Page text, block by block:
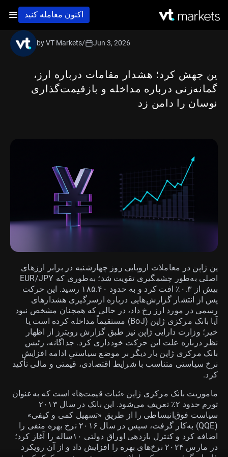
اکنون معامله کنید
ین جهش کرد؛ هشدار مقامات درباره ارز،
گمانه‌زنی درباره مداخله و بازقیمت‌گذاری
نوسان را دامن زد
by VT Markets/ Jun 3, 2026
ین ژاپن در معاملات اروپایی روز چهارشنبه در برابر ارزهای
اصلی به‌طور چشمگیری تقویت شد؛ به‌طوری که EUR/JPY
بیش از ۰.۳٪ افت کرد و به حدود ۱۸۵.۴۰ رسید. این حرکت
پس از انتشار گزارش‌هایی درباره ازسرگیری هشدارهای
رسمی در مورد ارز رخ داد، در حالی که همچنان مشخص نبود
آیا بانک مرکزی ژاپن (BoJ) مستقیماً مداخله کرده است یا
خیر؛ وزارت دارایی ژاپن نیز طبق گزارش رویترز از اظهار
نظر درباره علت این حرکت خودداری کرد. جداگانه، رئیس
بانک مرکزی ژاپن بار دیگر بر موضع سیاستیِ ادامه افزایش
نرخ سیاستی متناسب با شرایط اقتصادی، قیمتی و مالی تأکید
کرد.
ماموریت بانک مرکزی ژاپن «ثبات قیمت‌ها» است که به‌عنوان
تورم حدود ۲٪ تعریف می‌شود. این بانک در سال ۲۰۱۳
سیاست فوق‌انبساطی را از طریق «تسهیل کمی و کیفی»
(QQE) به‌کار گرفت، سپس در سال ۲۰۱۶ نرخ بهره منفی را
اضافه کرد و کنترل بازدهی اوراق دولتی ۱۰ساله را آغاز کرد؛
در مارس ۲۰۲۴ نرخ‌های بهره را افزایش داد و از آن رویکرد